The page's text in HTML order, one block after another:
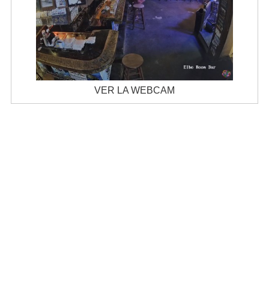
VER LA WEBCAM